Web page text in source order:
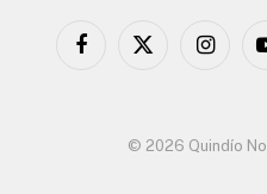
Facebook
X
© 2026 Quindío